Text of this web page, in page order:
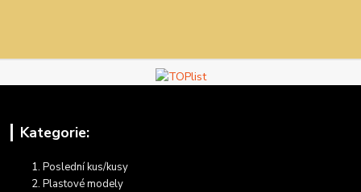
Kategorie:
Poslední kus/kusy
Plastové modely